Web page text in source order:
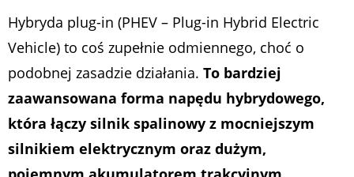
Hybryda plug-in (PHEV – Plug-in Hybrid Electric
Vehicle) to coś zupełnie odmiennego, choć o
podobnej zasadzie działania. To bardziej
zaawansowana forma napędu hybrydowego,
która łączy silnik spalinowy z mocniejszym
silnikiem elektrycznym oraz dużym,